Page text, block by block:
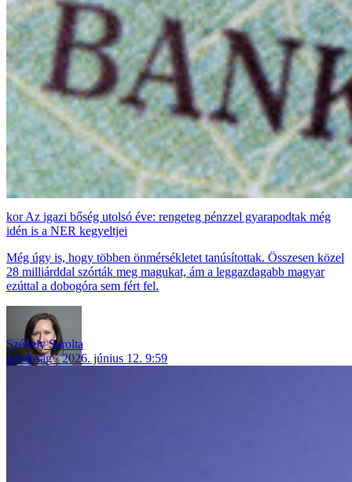
Az igazi bőség utolsó éve: rengeteg pénzzel gyarapodtak még
idén is a NER kegyeltjei
Még úgy is, hogy többen önmérsékletet tanúsítottak. Összesen közel
28 milliárddal szórták meg magukat, ám a leggazdagabb magyar
ezúttal a dobogóra sem fért fel.
Székely Sarolta
gazdaság
2026. június 12. 9:59